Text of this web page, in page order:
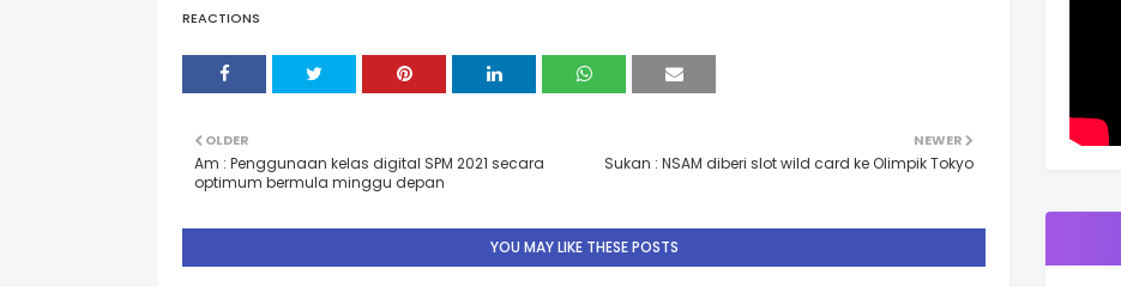
REACTIONS
NEWER
Sukan : NSAM diberi slot wild card ke Olimpik Tokyo
OLDER
Am : Penggunaan kelas digital SPM 2021 secara
optimum bermula minggu depan
YOU MAY LIKE THESE POSTS